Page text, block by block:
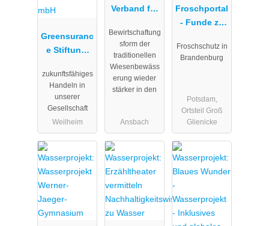
Greensuranc
e Stiftung,
und Umwelt
ge
Gesellschaft
mbH
zukunftsfähiges
Handeln in
unserer
Gesellschaft
Weilheim
Verband für
pflege e.V.
Bewirtschaftung
sform der
traditionellen
Wiesenbewäss
erung wieder
stärker in den
Ansbach
Froschportal
- Funde zu
und
Reptilien
Froschschutz in
Brandenburg
Potsdam,
Ortsteil Groß
Glienicke